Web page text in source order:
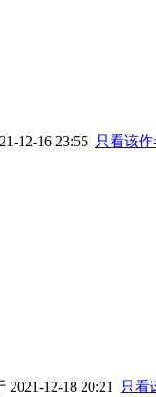
12-16 23:55 只看该
2021-12-18 20:21
只看